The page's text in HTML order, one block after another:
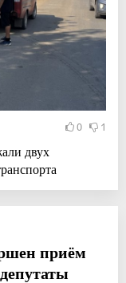
0 1
двух
приём